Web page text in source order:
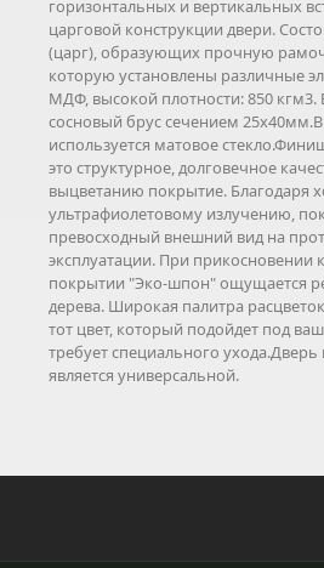
горизонтальных и вертикальных
царговой конструкции двери.
(царг), образующих прочную
которую установлены различные
МДФ, высокой плотности: 850 кгм3.
сосновый брус сечением
используется матовое
это структурное, долговечное
выцветанию покрытие. Благодаря
ультрафиолетовому излучению,
превосходный внешний вид на
эксплуатации. При прикосновении
покрытии "Эко-шпон" ощущается
дерева. Широкая палитра
тот цвет, который подойдет под
требует специального
является универсальной.